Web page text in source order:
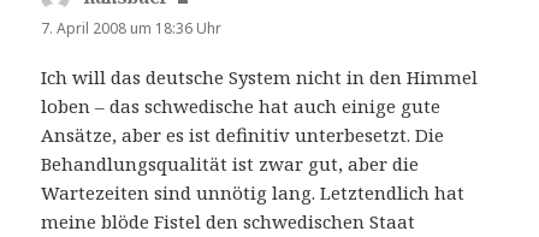
7. April 2008 um 18:36 Uhr
Ich will das deutsche System nicht in den Himmel
loben – das schwedische hat auch einige gute
Ansätze, aber es ist definitiv unterbesetzt. Die
Behandlungsqualität ist zwar gut, aber die
Wartezeiten sind unnötig lang. Letztendlich hat
meine blöde Fistel den schwedischen Staat